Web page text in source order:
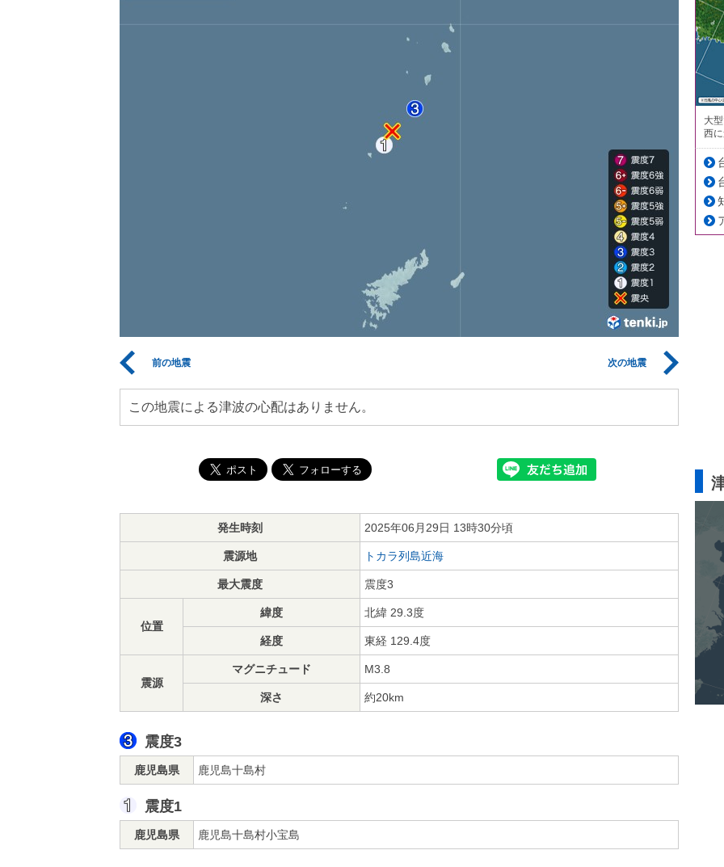
前の地震 次の地震
この地震による津波の心配はありません。
発生時刻 2025年06月29日 13時30分頃
震源地 トカラ列島近海
最大震度 震度3
位置
緯度 北緯 29.3度
経度 東経 129.4度
震源
マグニチュード M3.8
深さ 約20km
震度3
鹿児島県 鹿児島十島村
震度1
鹿児島県 鹿児島十島村小宝島
大
西